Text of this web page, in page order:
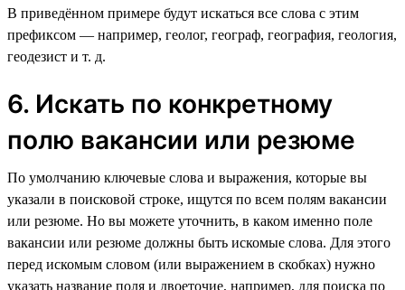
В приведённом примере будут искаться все слова с этим
префиксом — например, геолог, географ, география, геология,
геодезист и т. д.
6. Искать по конкретному
полю вакансии или резюме
По умолчанию ключевые слова и выражения, которые вы
указали в поисковой строке, ищутся по всем полям вакансии
или резюме. Но вы можете уточнить, в каком именно поле
вакансии или резюме должны быть искомые слова. Для этого
перед искомым словом (или выражением в скобках) нужно
указать название поля и двоеточие, например, для поиска по